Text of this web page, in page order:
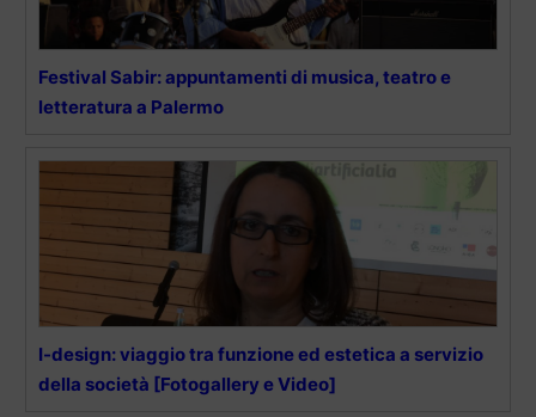
Festival Sabir: appuntamenti di musica, teatro e
letteratura a Palermo
I-design: viaggio tra funzione ed estetica a servizio
della società [Fotogallery e Video]